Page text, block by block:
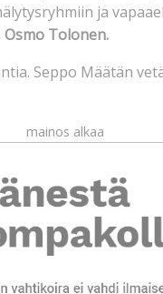
ja
Osmo Tolonen.
Seppo Määtän
mainos alkaa